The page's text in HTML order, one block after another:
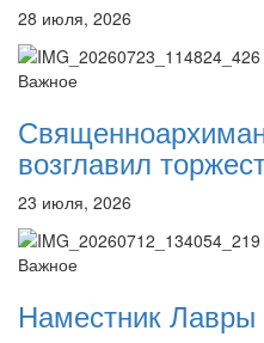
28 июля, 2026
Важное
возглавил
23 июля, 2026
Важное
Наместник